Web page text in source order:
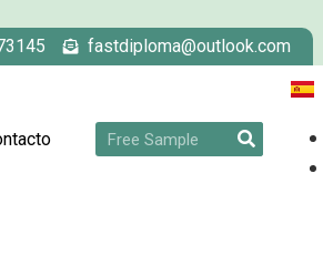
fastdiploma@outlook.com